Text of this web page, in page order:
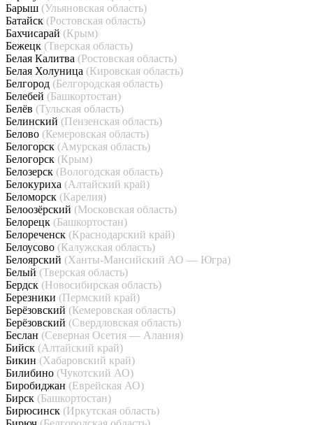
Барыш (Ульяновская область)
Батайск (Ростовская область)
Бахчисарай (Крым)
Бежецк (Тверская область)
Белая Калитва (Ростовская область)
Белая Холуница (Кировская область)
Белгород (Белгородская область)
Белебей (Башкортостан)
Белёв (Тульская область)
Белинский (Пензенская область)
Белово (Кемеровская область)
Белогорск (Амурская область)
Белогорск (Крым)
Белозерск (Вологодская область)
Белокуриха (Алтайский край)
Беломорск (Карелия)
Белоозёрский (Московская область)
Белорецк (Башкортостан)
Белореченск (Краснодарский край)
Белоусово (Калужская область)
Белоярский (Ханты-Мансийский АО — Югра)
Белый (Тверская область)
Бердск (Новосибирская область)
Березники (Пермский край)
Берёзовский (Кемеровская область)
Берёзовский (Свердловская область)
Беслан (Северная Осетия — Алания)
Бийск (Алтайский край)
Бикин (Хабаровский край)
Билибино (Чукотский АО)
Биробиджан (Еврейская АО)
Бирск (Башкортостан)
Бирюсинск (Иркутская область)